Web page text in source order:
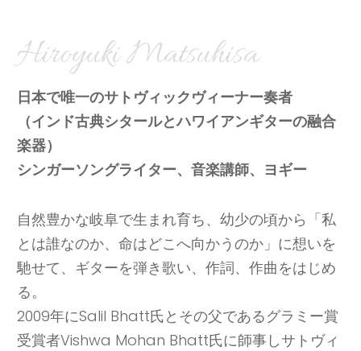
Hiroyuki Matsuhisa
日本で唯一のサトヴィックヴィーナー奏者
（インド古典シタールとハワイアンギターの融合
楽器）
シンガーソングライター、音楽講師、ヨギー
自然豊かな岐阜で生まれ育ち、幼少の頃から「私
とは誰なのか、命はどこへ向かうのか」に想いを
馳せて、ギターを弾き歌い、作詞、作曲をはじめ
る。
2009年にSalil Bhatt氏とその父であるグラミー賞
受賞者Vishwa Mohan Bhatt氏に師事しサトヴィ